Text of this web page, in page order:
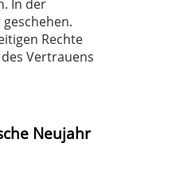
In der
Rechte
Vertrauens
Neujahr